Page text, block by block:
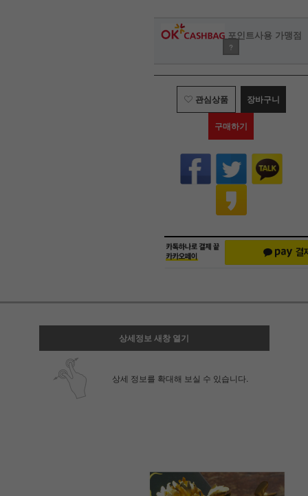
포인트사용 가맹점
?
관심상품 장바구니
구매하기
상세정보 새창 열기
상세 정보를 확대해 보실 수 있습니다.